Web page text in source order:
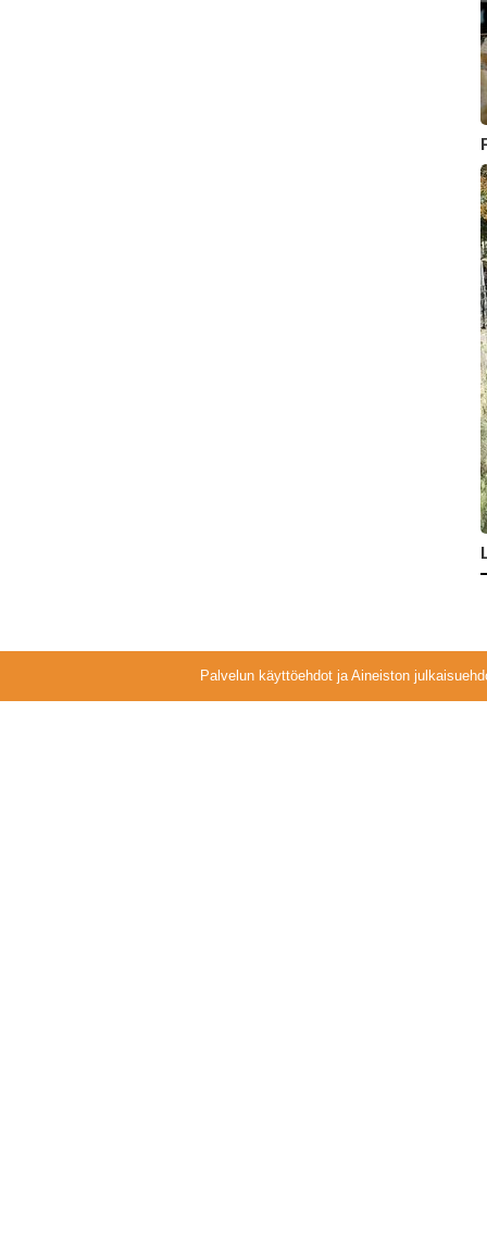
Palvelun käyttöehdot ja Aineiston